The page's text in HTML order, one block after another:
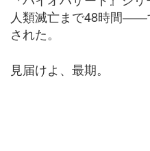
人類滅亡まで48時間――
された。
見届けよ、最期。